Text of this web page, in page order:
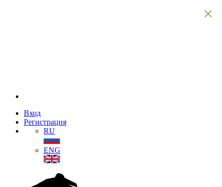
Вход
Регистрация
RU
ENG